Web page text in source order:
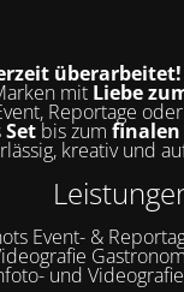
überarbeitet!
mit Liebe
Reportage
Setbis zum finalen
kreativ und
Event- &
und